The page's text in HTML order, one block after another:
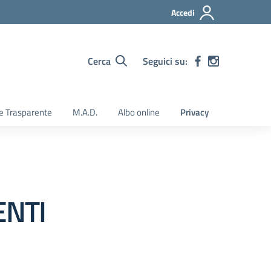
Accedi
Cerca Seguici su:
Trasparente M.A.D. Albo online Privacy